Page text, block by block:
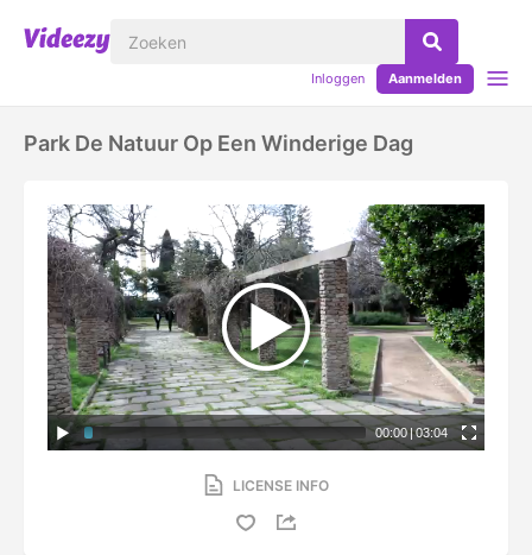
Inloggen Aanmelden
Park De Natuur Op Een Winderige Dag
00:00|03:04
LICENSE INFO